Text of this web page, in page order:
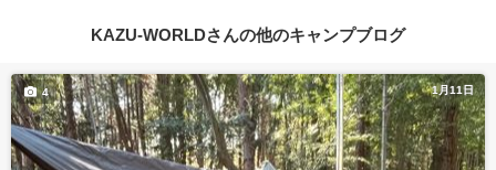
KAZU-WORLDさんの他のキャンプブログ
1月11日
4